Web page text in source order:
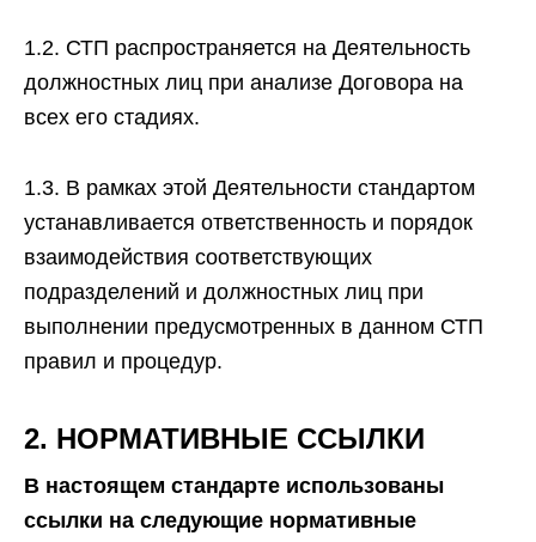
1.2. СТП распространяется на Деятельность
должностных лиц при анализе Договора на
всех его стадиях.
1.3. В рамках этой Деятельности стандартом
устанавливается ответственность и порядок
взаимодействия соответствующих
подразделений и должностных лиц при
выполнении предусмотренных в данном СТП
правил и процедур.
2. НОРМАТИВНЫЕ ССЫЛКИ
В настоящем стандарте использованы
ссылки на следующие нормативные